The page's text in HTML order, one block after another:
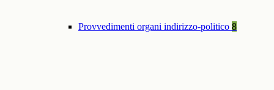
Provvedimenti organi indirizzo-politico 8